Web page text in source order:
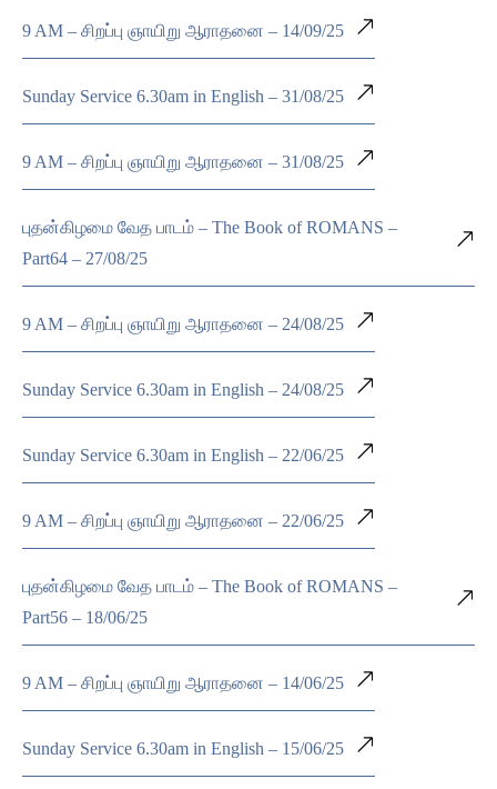
9 AM – சிறப்பு ஞாயிறு ஆராதனை – 14/09/25
Sunday Service 6.30am in English – 31/08/25
9 AM – சிறப்பு ஞாயிறு ஆராதனை – 31/08/25
புதன்கிழமை வேத பாடம் – The Book of ROMANS –
Part64 – 27/08/25
9 AM – சிறப்பு ஞாயிறு ஆராதனை – 24/08/25
Sunday Service 6.30am in English – 24/08/25
Sunday Service 6.30am in English – 22/06/25
9 AM – சிறப்பு ஞாயிறு ஆராதனை – 22/06/25
புதன்கிழமை வேத பாடம் – The Book of ROMANS –
Part56 – 18/06/25
9 AM – சிறப்பு ஞாயிறு ஆராதனை – 14/06/25
Sunday Service 6.30am in English – 15/06/25